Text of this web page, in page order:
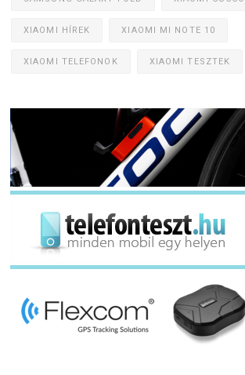
XIAOMI HÍREK XIAOMI MI NOTE 10
XIAOMI TELEFONOK XIAOMI TESZTEK